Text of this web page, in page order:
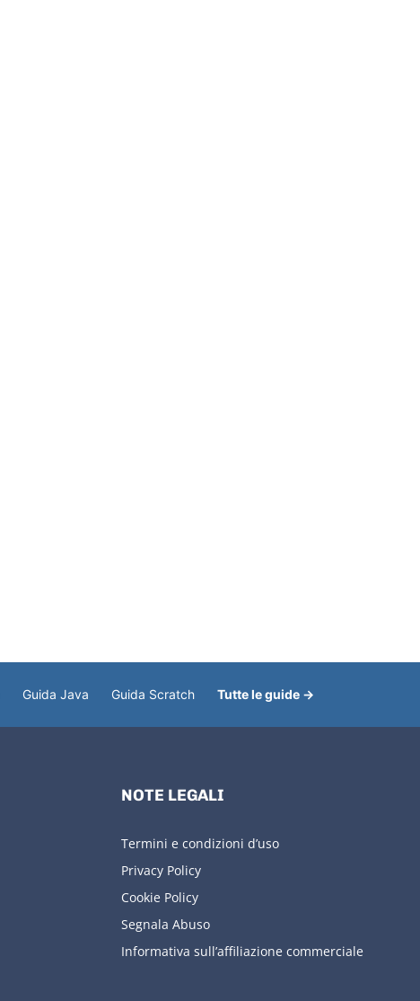
Guida Java Guida Scratch Tutte le guide →
NOTE LEGALI
Termini e condizioni d’uso
Privacy Policy
Cookie Policy
Segnala Abuso
Informativa sull’affiliazione commerciale